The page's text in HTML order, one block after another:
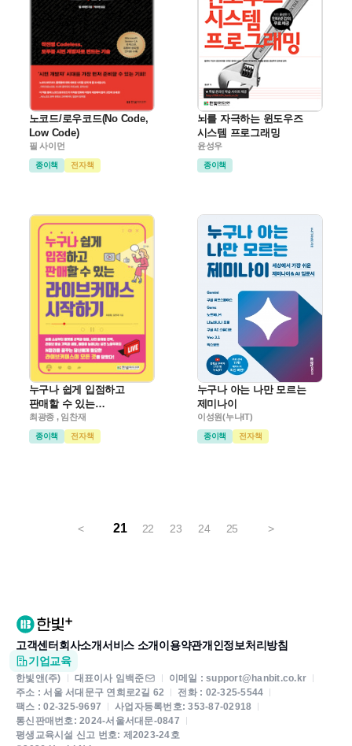
노코드/로우코드(No Code,
Low Code)
필 사이먼
종이책 전자책
뇌를 자극하는 윈도우즈
시스템 프로그래밍
윤성우
종이책
누구나 쉽게 입점하고
판매할 수 있는
라이브커머스 시작하기
최광종 , 임찬재
종이책 전자책
누구나 아는 나만 모르는
제미나이
이성원(누나IT)
종이책 전자책
< 21 22 23 24 25 >
고객센터 회사소개서비스 소개 이용약관개인정보처리방침
기업교육
한빛앤(주) 대표이사 임백준
이메일 : support@hanbit.co.kr
주소 : 서울 서대문구 연희로2길 62
전화 : 02-325-5544
팩스 : 02-325-9697
사업자등록번호: 353-87-02918
통신판매번호: 2024-서울서대문-0847
평생교육시설 신고 번호: 제2023-24호